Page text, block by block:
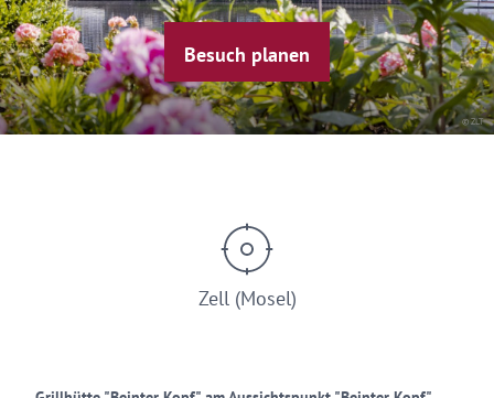
© ZLT
Besuch planen
Zell (Mosel)